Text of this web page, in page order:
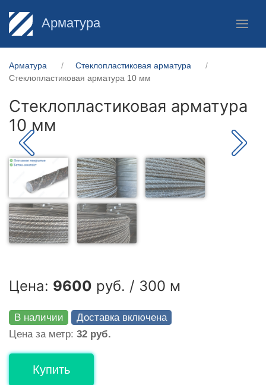
Арматура
Арматура
Стеклопластиковая арматура
Стеклопластиковая арматура 10 мм
Стеклопластиковая арматура
10 мм
Цена: 9600 руб. / 300 м
В наличии
Доставка включена
Цена за метр: 32 руб.
Купить